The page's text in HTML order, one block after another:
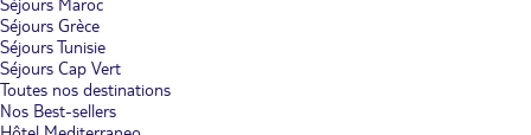
Séjours Maroc
Séjours Grèce
Séjours Tunisie
Séjours Cap Vert
Toutes nos destinations
Nos Best-sellers